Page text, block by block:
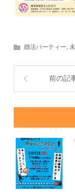
婚活パーティー,
前の記